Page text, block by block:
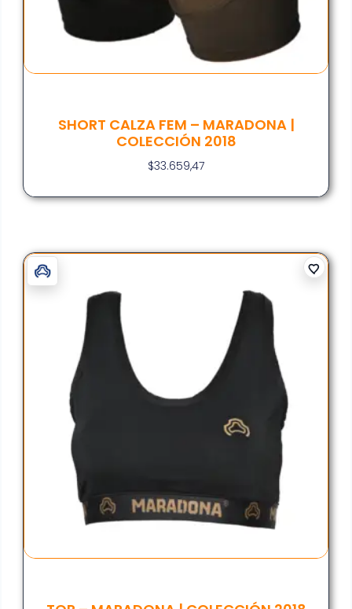
SHORT CALZA FEM – MARADONA |
COLECCIÓN 2018
$33.659,47